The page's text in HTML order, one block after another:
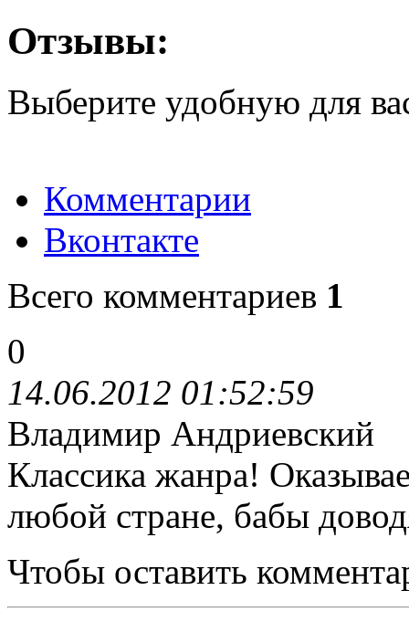
Отзывы:
Выберите удобную для
Комментарии
Вконтакте
Всего комментариев 1
0
14.06.2012 01:52:59
Владимир Андриевский
Классика жанра!
любой стране, бабы
Чтобы оставить